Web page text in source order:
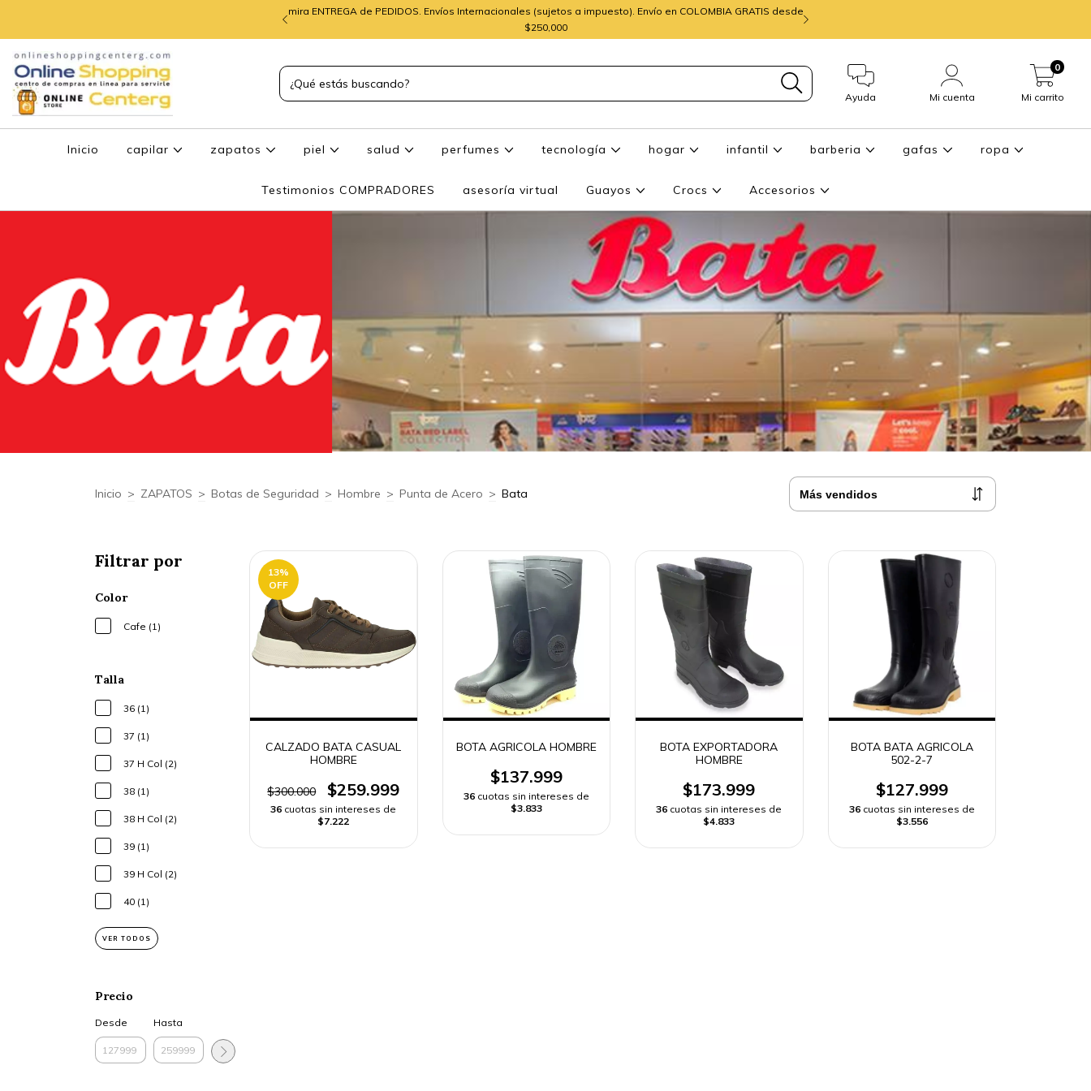
mira ENTREGA de PEDIDOS. Envíos Internacionales (sujetos a impuesto). Envío en COLOMBIA GRATIS desde
$250,000
Ayuda Mi cuenta Mi carrito
0
Inicio capilar zapatos piel salud perfumes tecnología hogar infantil barberia gafas ropa
Testimonios COMPRADORES asesoría virtual Guayos Crocs Accesorios
Inicio > ZAPATOS > Botas de Seguridad > Hombre > Punta de Acero > Bata
Filtrar por
Color
Cafe (1)
Talla
36 (1)
37 (1)
37 H Col (2)
38 (1)
38 H Col (2)
39 (1)
39 H Col (2)
40 (1)
VER TODOS
Precio
Desde Hasta
13%
OFF
CALZADO BATA CASUAL
HOMBRE
$300.000 $259.999
36 cuotas sin intereses de
$7.222
BOTA AGRICOLA HOMBRE
$137.999
36 cuotas sin intereses de
$3.833
BOTA EXPORTADORA
HOMBRE
$173.999
36 cuotas sin intereses de
$4.833
BOTA BATA AGRICOLA
502-2-7
$127.999
36 cuotas sin intereses de
$3.556